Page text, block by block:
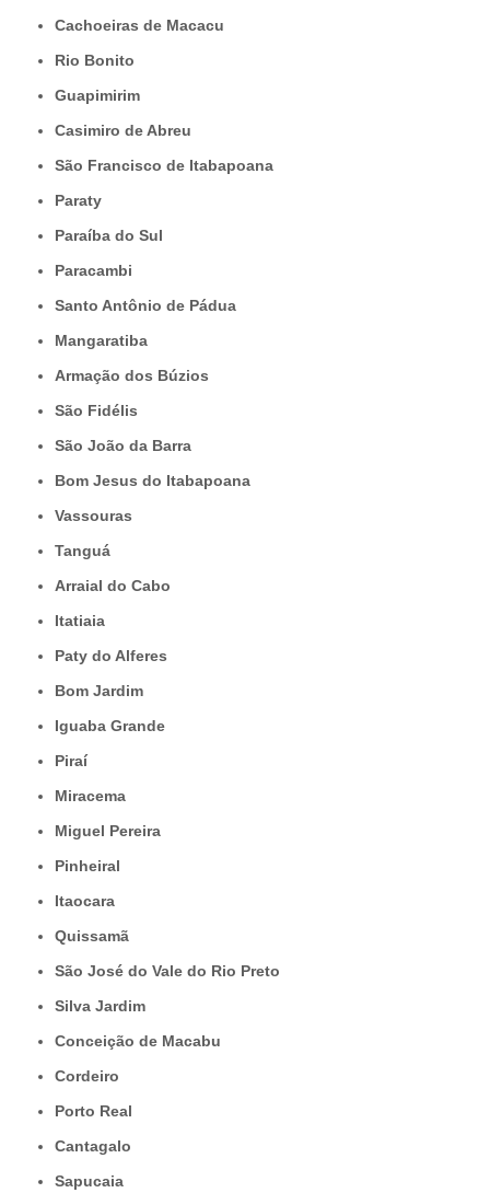
Cachoeiras de Macacu
Rio Bonito
Guapimirim
Casimiro de Abreu
São Francisco de Itabapoana
Paraty
Paraíba do Sul
Paracambi
Santo Antônio de Pádua
Mangaratiba
Armação dos Búzios
São Fidélis
São João da Barra
Bom Jesus do Itabapoana
Vassouras
Tanguá
Arraial do Cabo
Itatiaia
Paty do Alferes
Bom Jardim
Iguaba Grande
Piraí
Miracema
Miguel Pereira
Pinheiral
Itaocara
Quissamã
São José do Vale do Rio Preto
Silva Jardim
Conceição de Macabu
Cordeiro
Porto Real
Cantagalo
Sapucaia